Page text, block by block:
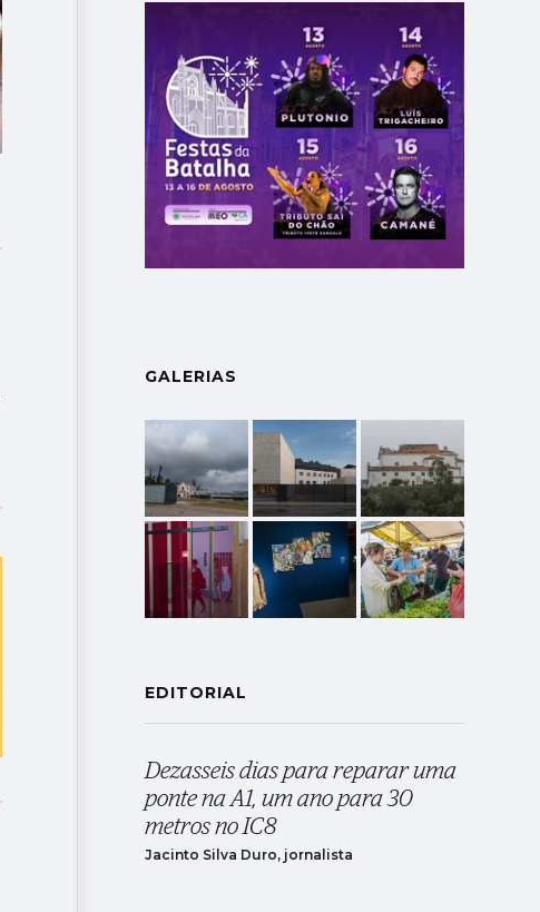
Muita música, dança, boa-disposição e alegria fizeram parte da
GALERIAS
EDITORIAL
Dezasseis dias para reparar uma
ponte na A1, um ano para 30
metros no IC8
Jacinto Silva Duro, jornalista